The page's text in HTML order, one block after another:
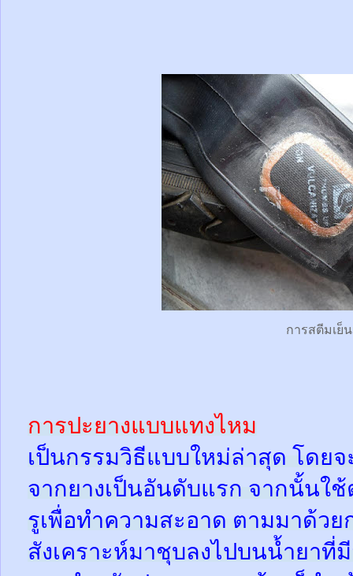
การสตีมเย็น
การปะยางแบบแทงไหม
เป็นกรรมวิธีแบบใหม่ล่าสุด โดย
จากยางเป็นอันดับแรก จากนั้นใ
รูเพื่อทำความสะอาด ตามมาด้วย
สังเคราะห์มาชุบลงไปบนน้ำยาที่